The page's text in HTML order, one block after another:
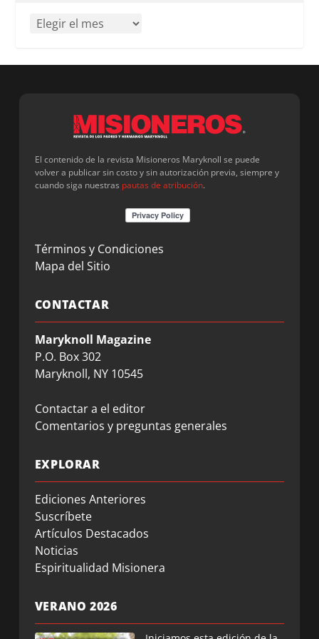
El contenido de la revista Misioneros Maryknoll se puede
volver a publicar sin costo y sin autorización previa, siempre y
cuando siga nuestras pautas de atribución.
Términos y Condiciones
Mapa del Sitio
CONTACTAR
Maryknoll Magazine
P.O. Box 302
Maryknoll, NY 10545
Contactar a el editor
Comentarios y preguntas generales
EXPLORAR
Ediciones Anteriores
Suscríbete
Artículos Destacados
Noticias
Espiritualidad Misionera
VERANO 2026